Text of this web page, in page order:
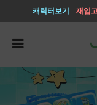
캐릭터보기 재입고